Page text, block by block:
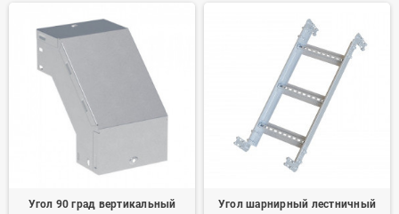
Угол 90 град вертикальный
Угол шарнирный лестничный